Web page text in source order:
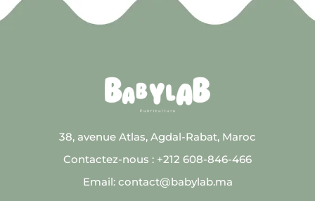
38, avenue Atlas, Agdal-Rabat, Maroc
Contactez-nous : +212 608-846-466
Email: contact@babylab.ma